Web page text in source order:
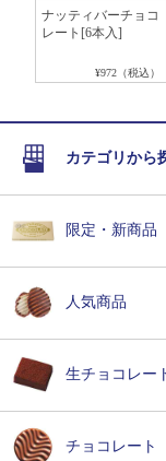
ナッティバーチョコ
レート[6本入]
¥972（税込）
カテゴリから
限定・新商品
人気商品
生チョコレー
チョコレート